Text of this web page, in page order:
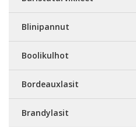
Blinipannut
Boolikulhot
Bordeauxlasit
Brandylasit